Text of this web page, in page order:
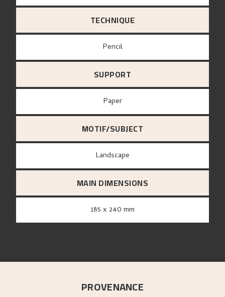
TECHNIQUE
Pencil
SUPPORT
paper
MOTIF/SUBJECT
Landscape
MAIN DIMENSIONS
185 x 240 mm
PROVENANCE